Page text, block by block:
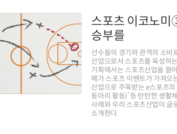
스포츠 이코노
승부를
선수들의 경기와 관객의 소비
산업으로서 스포츠를 육성하
기획에서는 스포츠산업을 끌
메가 스포츠 이벤트가 가져오
산업으로 주목받는 e스포츠
동아리 활동)’ 등 탄탄한 생활
사례와 우리 스포츠산업이 글
소개한다.